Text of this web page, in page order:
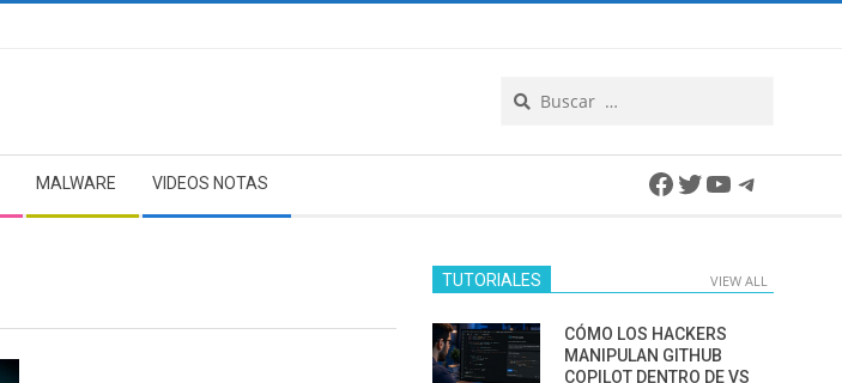
MALWARE VIDEOS NOTAS Facebook
Twitter
YouTube
TUTORIALES VIEW ALL
CÓMO LOS HACKERS
MANIPULAN GITHUB
COPILOT DENTRO DE VS